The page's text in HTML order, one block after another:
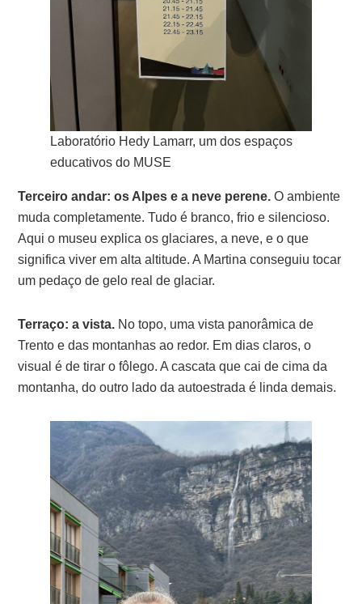
Laboratório Hedy Lamarr, um dos espaços
educativos do MUSE
Terceiro andar: os Alpes e a neve perene. O ambiente
muda completamente. Tudo é branco, frio e silencioso.
Aqui o museu explica os glaciares, a neve, e o que
significa viver em alta altitude. A Martina conseguiu tocar
um pedaço de gelo real de glaciar.
Terraço: a vista. No topo, uma vista panorâmica de
Trento e das montanhas ao redor. Em dias claros, o
visual é de tirar o fôlego. A cascata que cai de cima da
montanha, do outro lado da autoestrada é linda demais.